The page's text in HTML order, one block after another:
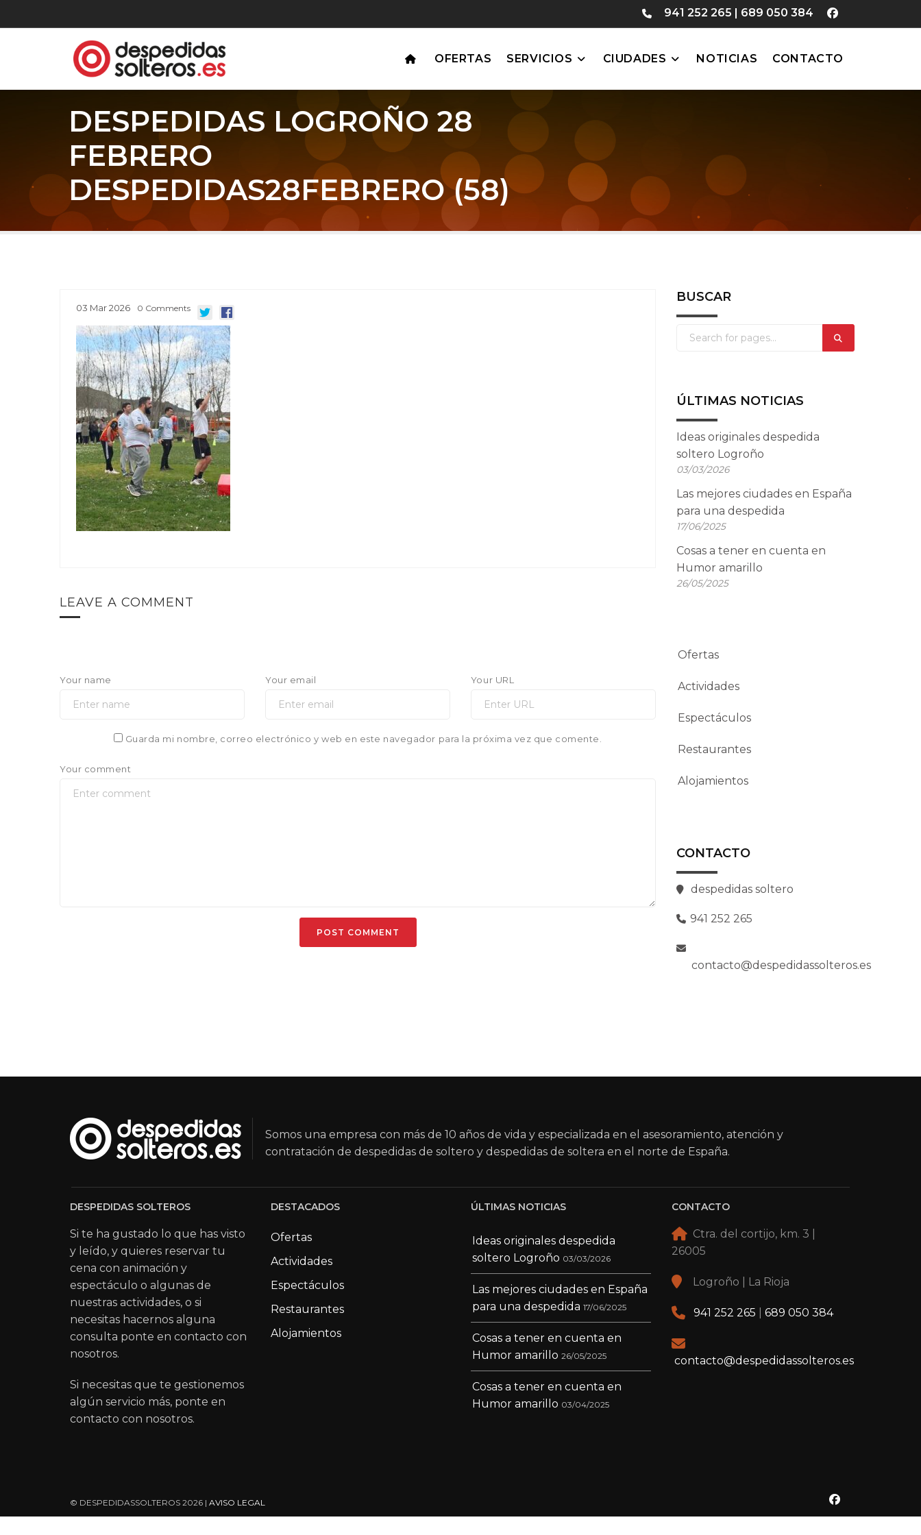
941 252 265 | 689 050 384
OFERTAS SERVICIOS CIUDADES NOTICIAS CONTACTO
DESPEDIDAS LOGROÑO 28
FEBRERO
DESPEDIDAS28FEBRERO (58)
03 Mar2026 0 Comments
LEAVE A COMMENT
Your name Your email Your URL
Guarda mi nombre, correo electrónico y web en este navegador para la próxima vez que comente.
Your comment
BUSCAR
ÚLTIMAS NOTICIAS
Ideas originales despedida
soltero Logroño
03/03/2026
Las mejores ciudades en España
para una despedida
17/06/2025
Cosas a tener en cuenta en
Humor amarillo
26/05/2025
Ofertas
Actividades
Espectáculos
Restaurantes
Alojamientos
CONTACTO
despedidas soltero
941 252 265
contacto@despedidassolteros.es
Somos una empresa con más de 10 años de vida y especializada en el asesoramiento, atención y
contratación de despedidas de soltero y despedidas de soltera en el norte de España.
DESPEDIDAS SOLTEROS
Si te ha gustado lo que has visto
y leído, y quieres reservar tu
cena con animación y
espectáculo o algunas de
nuestras actividades, o si
necesitas hacernos alguna
consulta ponte en contacto con
nosotros.
Si necesitas que te gestionemos
algún servicio más, ponte en
contacto con nosotros.
DESTACADOS
Ofertas
Actividades
Espectáculos
Restaurantes
Alojamientos
ÚLTIMAS NOTICIAS
Ideas originales despedida
soltero Logroño 03/03/2026
Las mejores ciudades en España
para una despedida 17/06/2025
Cosas a tener en cuenta en
Humor amarillo 26/05/2025
Cosas a tener en cuenta en
Humor amarillo 03/04/2025
CONTACTO
Ctra. del cortijo, km. 3 |
26005
Logroño | La Rioja
941 252 265 689 050 384
contacto@despedidassolteros.es
© DESPEDIDASSOLTEROS 2026 | AVISO LEGAL